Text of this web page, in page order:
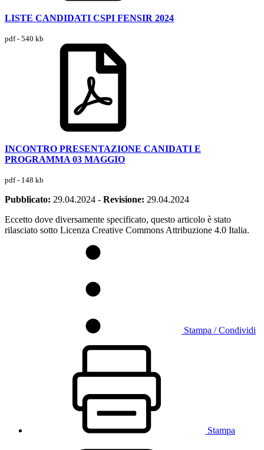
LISTE CANDIDATI CSPI FENSIR 2024
pdf - 540 kb
INCONTRO PRESENTAZIONE CANIDATI E
PROGRAMMA 03 MAGGIO
pdf - 148 kb
Pubblicato: 29.04.2024 - Revisione: 29.04.2024
Eccetto dove diversamente specificato, questo articolo è stato
rilasciato sotto Licenza Creative Commons Attribuzione 4.0 Italia.
Stampa / Condividi
Stampa